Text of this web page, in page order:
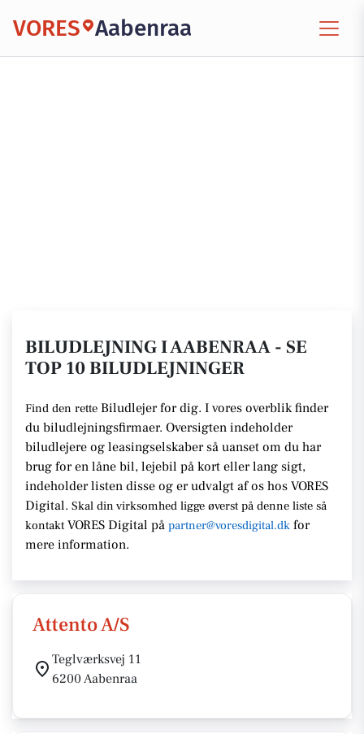
VORES Aabenraa
BILUDLEJNING I AABENRAA - SE
TOP 10 BILUDLEJNINGER
Find den rette Biludlejer for dig. I vores overblik finder
du biludlejningsfirmaer. Oversigten indeholder
biludlejere og leasingselskaber så uanset om du har
brug for en låne bil, lejebil på kort eller lang sigt,
indeholder listen disse og er udvalgt af os hos VORES
Digital. Skal din virksomhed ligge øverst på denne liste så
kontakt VORES Digital på partner@voresdigital.dk for
mere information.
Attento A/S
Teglværksvej 11
6200 Aabenraa